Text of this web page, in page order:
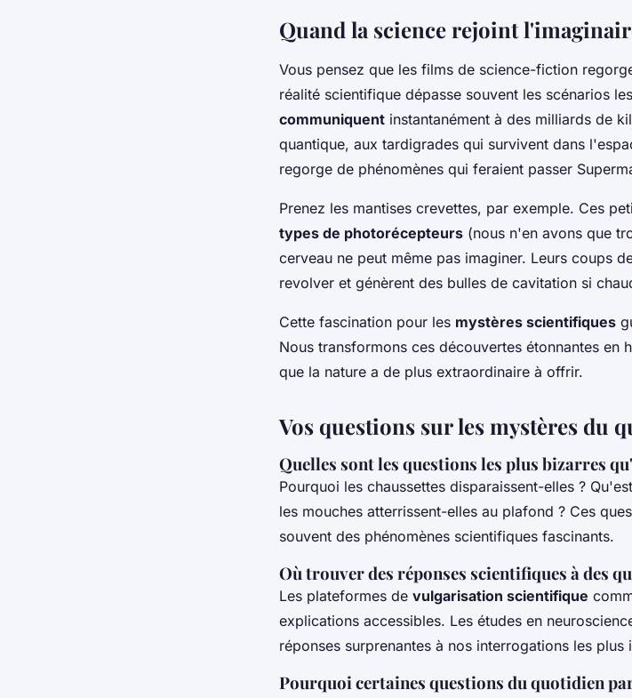
Quand la science rejoint
Vous pensez que les films de science-fiction
réalité scientifique dépasse souvent les scénarios
communiquent instantanément à des milliards de
quantique, aux tardigrades qui survivent dans
regorge de phénomènes qui feraient passer
Prenez les mantises crevettes, par exemple. Ces
types de photorécepteurs (nous n'en avons que
cerveau ne peut même pas imaginer. Leurs coups
revolver et génèrent des bulles de cavitation si
Cette fascination pour les mystères scientifiques
Nous transformons ces découvertes étonnantes en
que la nature a de plus extraordinaire à offrir.
Vos questions sur les mystères du
Quelles sont les questions les plus bizarres
Pourquoi les chaussettes disparaissent-elles ?
les mouches atterrissent-elles au plafond ? Ces
souvent des phénomènes scientifiques fascinants.
Où trouver des réponses scientifiques à des
Les plateformes de vulgarisation scientifique
explications accessibles. Les études en
réponses surprenantes à nos interrogations les plus
Pourquoi certaines questions du quotidien